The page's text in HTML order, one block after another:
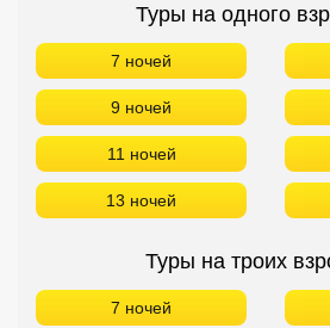
Туры на одного
7 ночей
9 ночей
11 ночей
13 ночей
Туры на троих
7 ночей